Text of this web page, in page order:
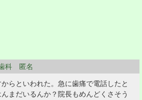
科 匿名
らといわれた。急に歯痛で電話したと
まだいるんか？院長もめんどくさそう